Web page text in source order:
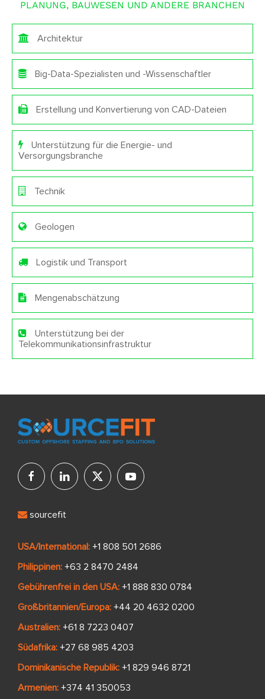
PLANUNG, BAUWESEN UND ANDERE BRANCHEN
Architektur
Big-Data-Spezialisten und -Wissenschaftler
Erstellung und Konvertierung von CAD-Dateien
Unterstützung für die Energie- und
Versorgungsbranche
Technik
Geologen
Logistik und Transport
Mengenabschätzung
Unterstützung bei der
Telekommunikationsinfrastruktur
sourcefit
USA/International: +1 808 501 2686
Philippinen: +63 2 8470 2484
Gebührenfrei in den USA: +1 888 830 0784
Großbritannien/Europa: +44 20 4632 0200
Australien: +61 8 7223 0407
Südafrika: +27 68 985 4203
Dominikanische Republik: +1 829 946 8721
Armenien: +374 41 350053